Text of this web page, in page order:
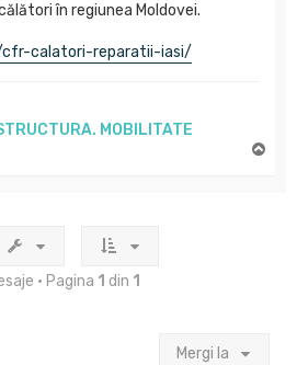
în regiunea Moldovei.
calatori-reparatii-iasi/
MOBILITATE
• Pagina 1 din 1
Mergi la